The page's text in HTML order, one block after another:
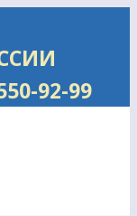
РОССИИ
92-99